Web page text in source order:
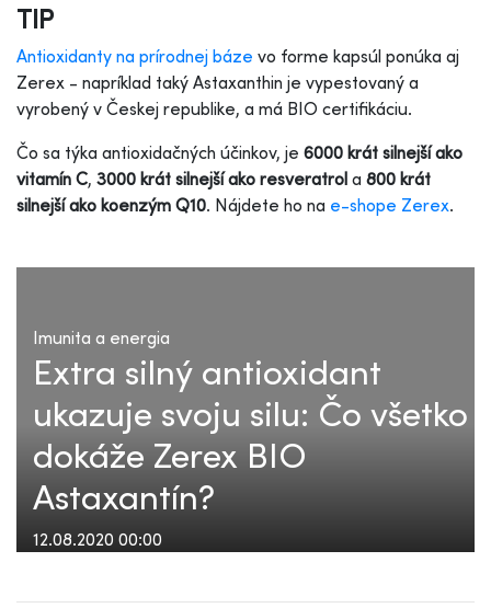
TIP
Antioxidanty na prírodnej báze vo forme kapsúl ponúka aj
Zerex - napríklad taký Astaxanthin je vypestovaný a
vyrobený v Českej republike, a má BIO certifikáciu.
Čo sa týka antioxidačných účinkov, je 6000 krát silnejší ako
vitamín C, 3000 krát silnejší ako resveratrol a 800 krát
silnejší ako koenzým Q10. Nájdete ho na e-shope Zerex.
Imunita a energia
Extra silný antioxidant
ukazuje svoju silu: Čo všetko
dokáže Zerex BIO
Astaxantín?
12.08.2020 00:00